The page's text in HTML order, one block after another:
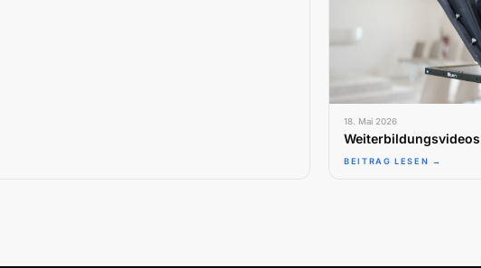
18. Mai 2026
Weiterbildungsvideos
BEITRAG LESEN →